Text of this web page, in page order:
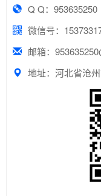
Q Q：953635250
微信号：
邮箱：
地址：河北省沧